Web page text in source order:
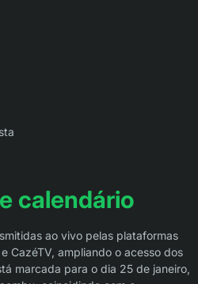
calendário
ao vivo pelas plataformas
CazéTV, ampliando o acesso dos
marcada para o dia 25 de janeiro,